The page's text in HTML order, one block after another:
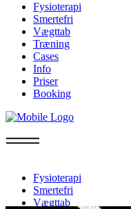
Fysioterapi
Smertefri
Vægttab
Træning
Cases
Info
Priser
Booking
Fysioterapi
Smertefri
Vægttab